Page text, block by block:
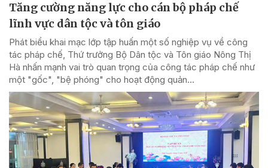
Tăng cường năng lực cho cán bộ pháp chế
lĩnh vực dân tộc và tôn giáo
Phát biểu khai mạc lớp tập huấn một số nghiệp vụ về công
tác pháp chế, Thứ trưởng Bộ Dân tộc và Tôn giáo Nông Thị
Hà nhấn mạnh vai trò quan trọng của công tác pháp chế như
một "gốc", "bệ phóng" cho hoạt động quản...